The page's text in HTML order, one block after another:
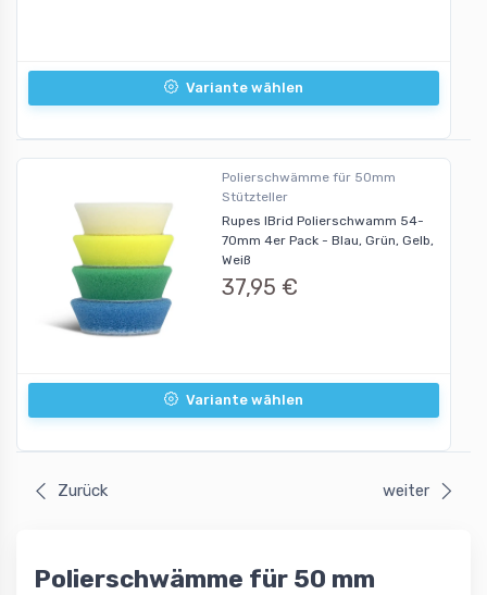
Variante wählen
Polierschwämme für 50mm
Stützteller
Rupes IBrid Polierschwamm 54-
70mm 4er Pack - Blau, Grün, Gelb,
Weiß
37,95 €
Variante wählen
Zurück weiter
Polierschwämme für 50 mm